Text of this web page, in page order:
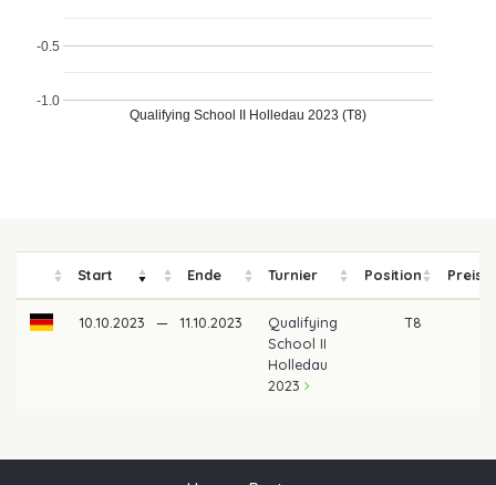
Qualifying School II Holledau 2023 (T8)
-1.0
-0.5
Start Ende Turnier Position
10.10.2023 — 11.10.2023
Qualifying
School II
Holledau
2023
T8